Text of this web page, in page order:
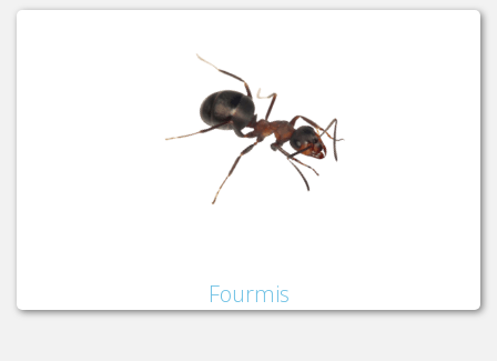
Fourmis